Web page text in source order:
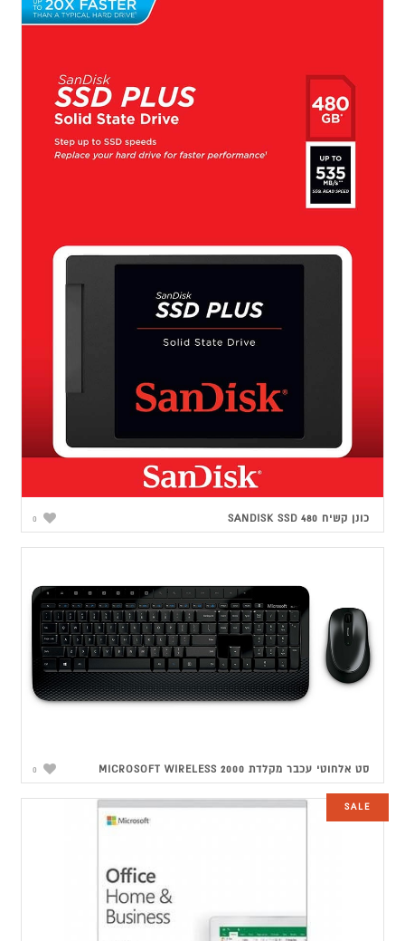
0 כונן קשיח SANDISK SSD 480
0 סט אלחוטי עכבר מקלדת MICROSOFT WIRELESS 2000
SALE